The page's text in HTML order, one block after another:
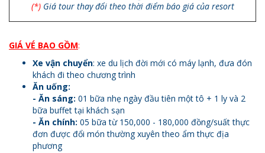
(*)Giá tour thay đổi theo thời điểm báo giá của resort
GIÁ VÉ BAO GỒM:
Xe vận chuyển: xe du lịch đời mới có máy lạnh, đưa đón
khách đi theo chương trình
Ăn uống:
- Ăn sáng: 01 bữa nhẹ ngày đầu tiên một tô + 1 ly và 2
bữa buffet tại khách sạn
- Ăn chính: 05 bữa từ 150,000 - 180,000 đồng/suất thực
đơn được đổi món thường xuyên theo ẩm thực địa
phương